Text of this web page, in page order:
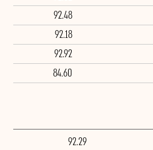
92.48
92.18
92.92
84.60
92.29